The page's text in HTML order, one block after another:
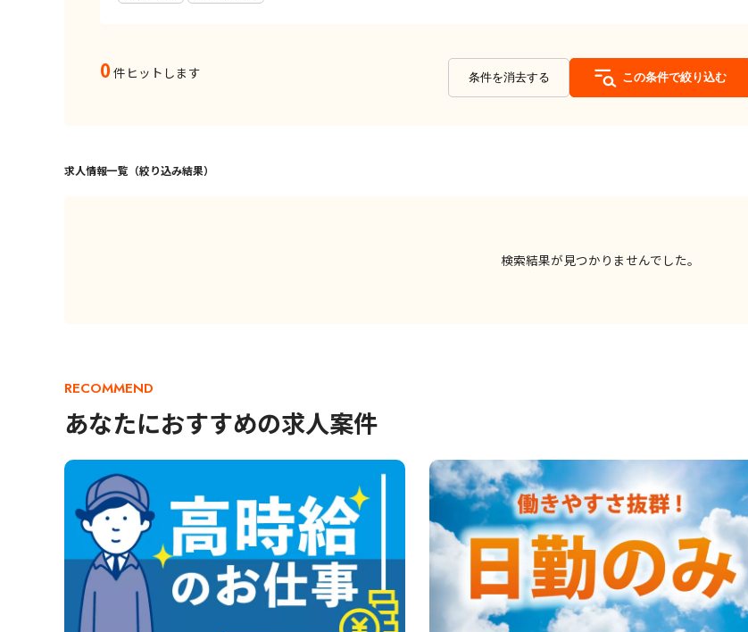
0 件ヒットします 条件を消去する この条件で絞り込む
求人情報一覧（絞り込み結果）
検索結果が見つかりませんでした。
RECOMMEND
あなたにおすすめの求人案件